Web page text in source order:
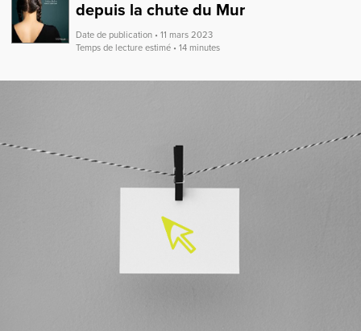
depuis la chute du Mur
Date de publication • 11 mars 2023
Temps de lecture estimé • 14 minutes